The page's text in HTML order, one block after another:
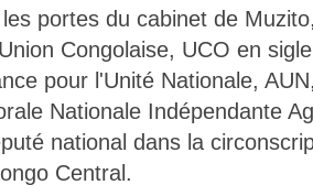
portes du cabinet de
Congolaise, UCO en
pour l'Unité Nationale,
Nationale Indépendante
national dans la
Central.